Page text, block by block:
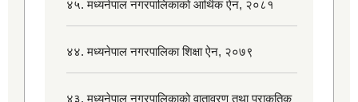
४५. मध्यनेपाल नगरपालिकाको आर्थिक ऐन, २०८१
४४. मध्यनेपाल नगरपालिका शिक्षा ऐन, २०७९
४३. मध्यनेपाल नगरपालिकाको वातावरण तथा प्राकृतिक